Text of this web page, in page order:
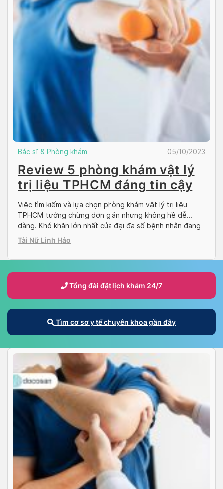
Bác sĩ & Phòng khám 05/10/2023
Review 5 phòng khám vật lý
trị liệu TPHCM đáng tin cậy
Việc tìm kiếm và lựa chọn phòng khám vật lý trị liệu
TPHCM tưởng chừng đơn giản nhưng không hề dễ
dàng. Khó khăn lớn nhất của đại đa số bệnh nhân đang
gặp phải là không biết chính xác đơn vị nào cung cấp
Tài Nữ Linh Hảo
Tổng đài đặt lịch khám 24/7
Tìm cơ sơ y tế chuyên khoa gần đây